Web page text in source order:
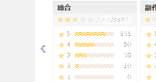
あたり
減ずる。
注意事項
重要な基本的
8.1
重篤な凝